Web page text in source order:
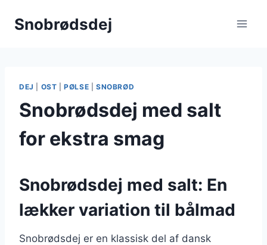
Snobrødsdej
DEJ OST |PØLSE SNOBRØD
Snobrødsdej med salt
for ekstra smag
Snobrødsdej med salt: En
lækker variation til bålmad
Snobrødsdej er en klassisk del af dansk